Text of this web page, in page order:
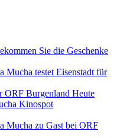
Sie die Geschenke
ORF Burgenland Heute